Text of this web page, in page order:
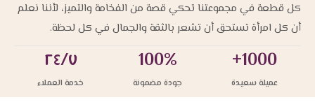
كل قطعة في مجموعتنا تحكي قصة من الفخامة والتميز، لأننا نعلم
أن كل امرأة تستحق أن تشعر بالثقة والجمال في كل لحظة.
1000+
عميلة سعيدة
100%
جودة مضمونة
٢٤/٧
خدمة العملاء